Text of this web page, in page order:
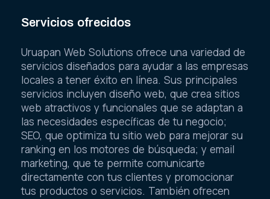
Servicios ofrecidos
Uruapan Web Solutions ofrece una variedad de
servicios diseñados para ayudar a las empresas
locales a tener éxito en línea. Sus principales
servicios incluyen diseño web, que crea sitios
web atractivos y funcionales que se adaptan a
las necesidades específicas de tu negocio;
SEO, que optimiza tu sitio web para mejorar su
ranking en los motores de búsqueda; y email
marketing, que te permite comunicarte
directamente con tus clientes y promocionar
tus productos o servicios. También ofrecen